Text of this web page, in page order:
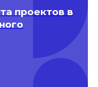
проектов в